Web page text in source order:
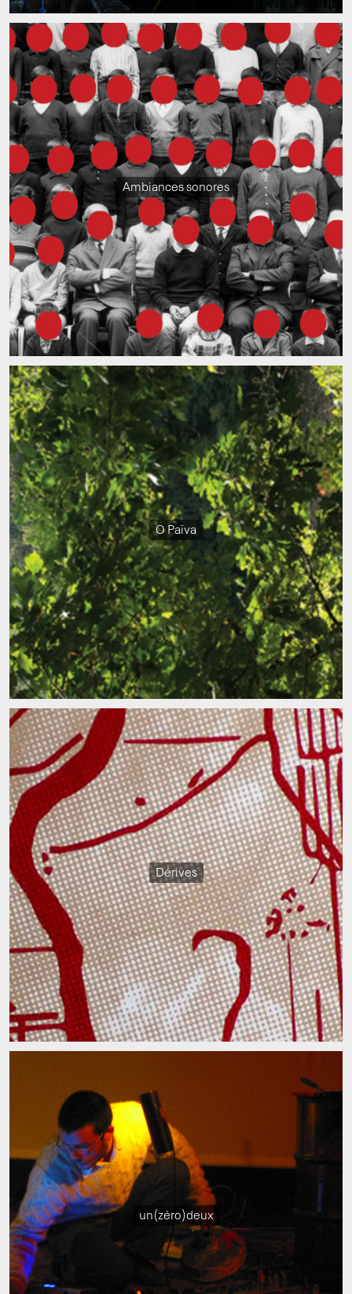
Ambiances sonores
O Païva
Dérives
un(zéro)deux